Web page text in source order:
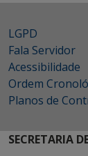
LGPD
Fala Servidor
Acessibilidade
Ordem
Planos de
SECRETARIA